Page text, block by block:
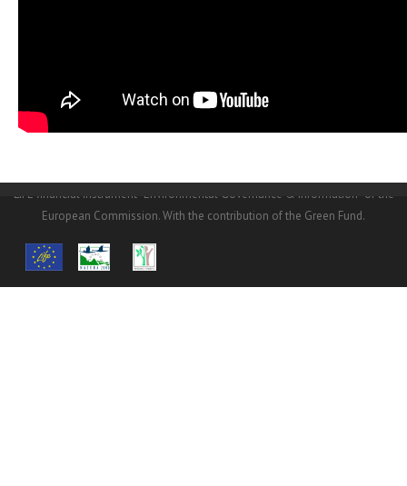
LIFE financial instrument “Environmental Governance & Information” of the
European Commission. With the contribution of the Green Fund.